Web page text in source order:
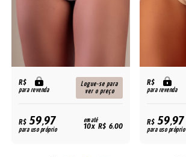
R$
para revenda
Logue-se para
ver o preço
R$59,97
para uso próprio
em até
10x R$ 6,00
R$
para revenda
R$59,97
para uso próprio